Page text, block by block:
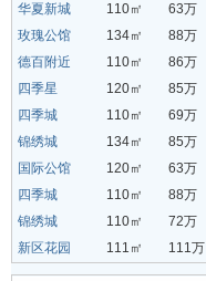
华夏新城
110㎡
63万
玫瑰公馆
134㎡
88万
德百附近
110㎡
86万
四季星
120㎡
85万
四季城
110㎡
69万
锦绣城
134㎡
85万
国际公馆
120㎡
63万
四季城
110㎡
88万
锦绣城
110㎡
72万
新区花园
111㎡ 111万